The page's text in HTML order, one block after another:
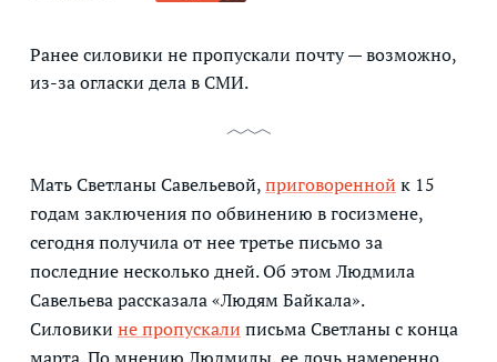
Ранее силовики не пропускали почту — возможно,
из-за огласки дела в СМИ.
Мать Светланы Савельевой,приговоренной к 15
годам заключения по обвинению в госизмене,
сегодня получила от нее третье письмо за
последние несколько дней. Об этом Людмила
Савельева рассказала «Людям Байкала».
Силовики не пропускали письма Светланы с конца